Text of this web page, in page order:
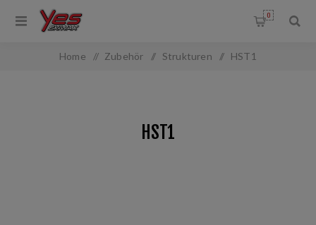
0
Home / Zubehör / Strukturen / HST1
HST1